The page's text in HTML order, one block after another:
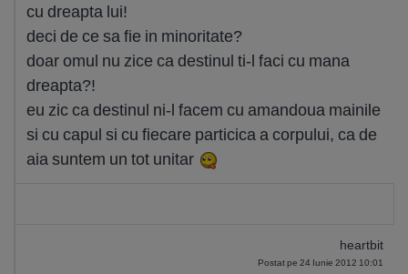
cu dreapta lui!
deci de ce sa fie in minoritate?
doar omul nu zice ca destinul ti-l faci cu mana
dreapta?!
eu zic ca destinul ni-l facem cu amandoua mainile
si cu capul si cu fiecare particica a corpului, ca de
aia suntem un tot unitar
heartbit
Postat pe 24 Iunie 2012 10:01